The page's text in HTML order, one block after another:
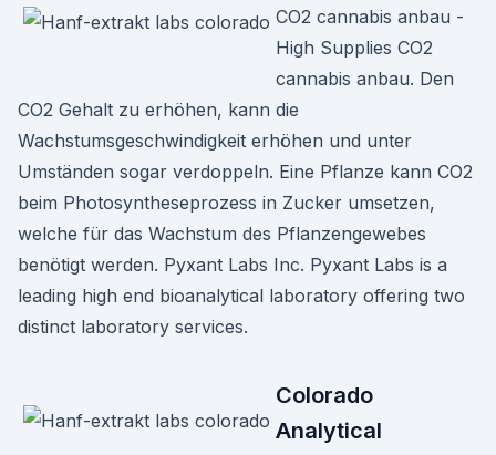
CO2 cannabis anbau -
High Supplies CO2
cannabis anbau. Den
CO2 Gehalt zu erhöhen, kann die
Wachstumsgeschwindigkeit erhöhen und unter
Umständen sogar verdoppeln. Eine Pflanze kann CO2
beim Photosyntheseprozess in Zucker umsetzen,
welche für das Wachstum des Pflanzengewebes
benötigt werden. Pyxant Labs Inc. Pyxant Labs is a
leading high end bioanalytical laboratory offering two
distinct laboratory services.
Colorado
Analytical